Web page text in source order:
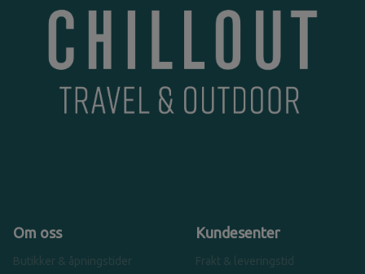
Om oss
Butikker & åpningstider
Kundesenter
Frakt & leveringstid